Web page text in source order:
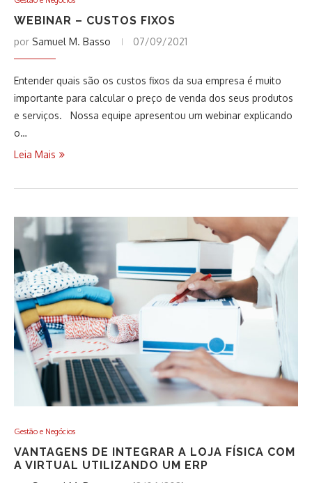
WEBINAR – CUSTOS FIXOS
por Samuel M. Basso 07/09/2021
Entender quais são os custos fixos da sua empresa é muito
importante para calcular o preço de venda dos seus produtos
e serviços. Nossa equipe apresentou um webinar explicando
o…
Leia Mais
Gestão e Negócios
VANTAGENS DE INTEGRAR A LOJA FÍSICA COM
A VIRTUAL UTILIZANDO UM ERP